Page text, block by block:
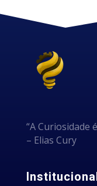
“A Curiosidade
– Elias Cury